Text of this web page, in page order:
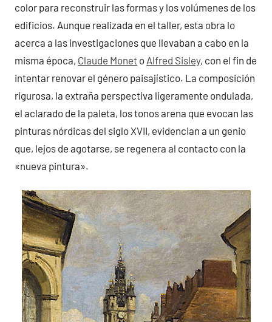
color para reconstruir las formas y los volúmenes de los
edificios. Aunque realizada en el taller, esta obra lo
acerca a las investigaciones que llevaban a cabo en la
misma época, Claude Monet o Alfred Sisley, con el fin de
intentar renovar el género paisajístico. La composición
rigurosa, la extraña perspectiva ligeramente ondulada,
el aclarado de la paleta, los tonos arena que evocan las
pinturas nórdicas del siglo XVII, evidencian a un genio
que, lejos de agotarse, se regenera al contacto con la
«nueva pintura».